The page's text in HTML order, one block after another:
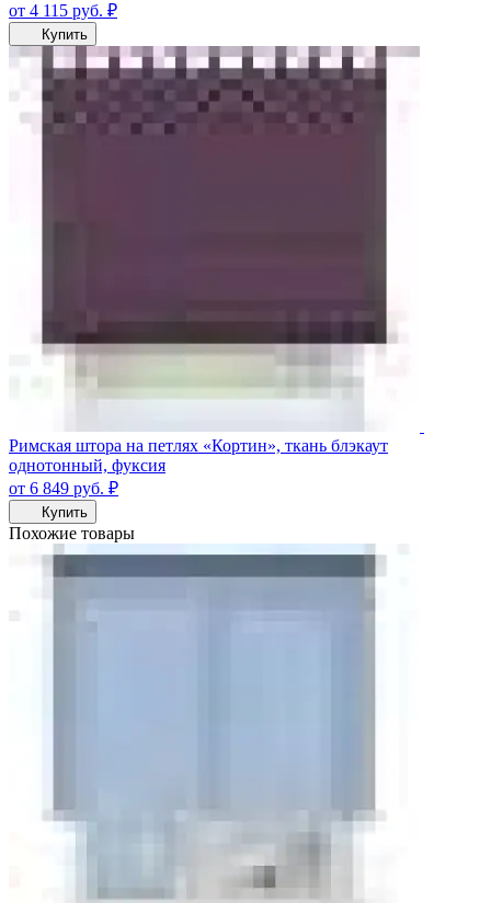
от 4 115 руб. ₽
Купить
Римская штора на петлях «Кортин», ткань блэкаут
однотонный, фуксия
от 6 849 руб. ₽
Купить
Похожие товары